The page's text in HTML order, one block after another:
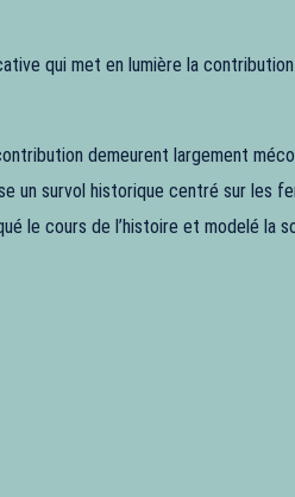
qui met en lumière la
demeurent largement
un survol historique centré sur les
le cours de l’histoire et modelé la